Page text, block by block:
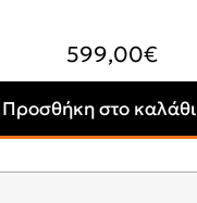
599,00€
Προσθήκη στο καλάθι